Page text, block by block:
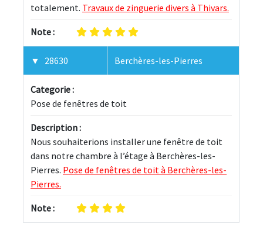
totalement. Travaux de zinguerie divers à Thivars.
Note :
28630 Berchères-les-Pierres
Categorie :
Pose de fenêtres de toit
Description :
Nous souhaiterions installer une fenêtre de toit
dans notre chambre à l’étage à Berchères-les-
Pierres. Pose de fenêtres de toit à Berchères-les-
Pierres.
Note :